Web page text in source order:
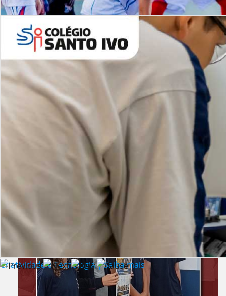
Desafios | Saiba mais
Criatividade e Tecnologia | Saiba mais